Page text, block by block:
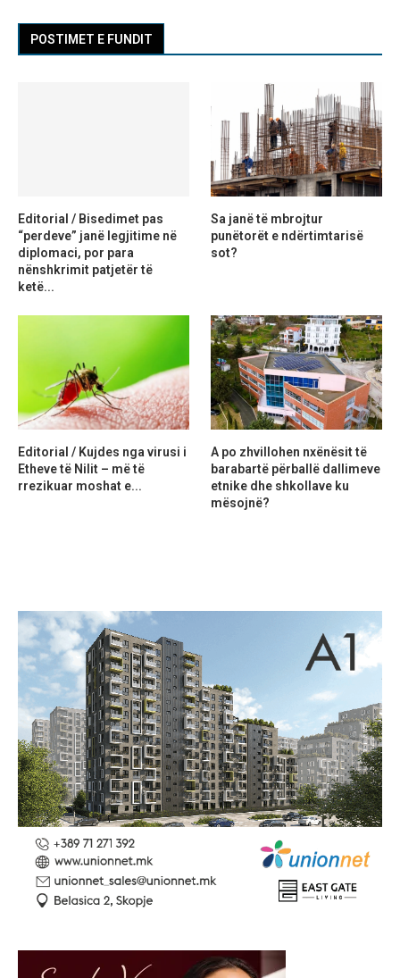
POSTIMET E FUNDIT
Editorial / Bisedimet pas
“perdeve” janë legjitime në
diplomaci, por para
nënshkrimit patjetër të
ketë...
Sa janë të mbrojtur
punëtorët e ndërtimtarisë
sot?
Editorial / Kujdes nga virusi i
Etheve të Nilit – më të
rrezikuar moshat e...
A po zhvillohen nxënësit të
barabartë përballë dallimeve
etnike dhe shkollave ku
mësojnë?